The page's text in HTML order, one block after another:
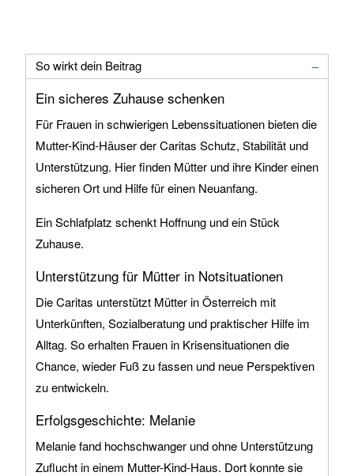
So wirkt dein Beitrag
Ein sicheres Zuhause schenken
Für Frauen in schwierigen Lebenssituationen bieten die
Mutter-Kind-Häuser der Caritas Schutz, Stabilität und
Unterstützung. Hier finden Mütter und ihre Kinder einen
sicheren Ort und Hilfe für einen Neuanfang.
Ein Schlafplatz schenkt Hoffnung und ein Stück
Zuhause.
Unterstützung für Mütter in Notsituationen
Die Caritas unterstützt Mütter in Österreich mit
Unterkünften, Sozialberatung und praktischer Hilfe im
Alltag. So erhalten Frauen in Krisensituationen die
Chance, wieder Fuß zu fassen und neue Perspektiven
zu entwickeln.
Erfolgsgeschichte: Melanie
Melanie fand hochschwanger und ohne Unterstützung
Zuflucht in einem Mutter-Kind-Haus. Dort konnte sie